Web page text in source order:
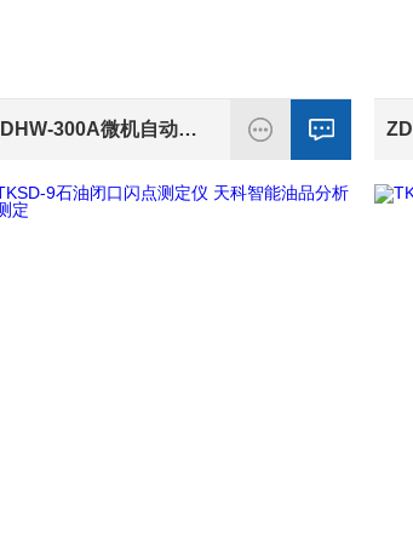
ZDHW-300A微机自动煤炭矿物水煤质热值分析量热仪